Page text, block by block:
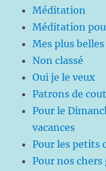
Méditation
Méditation
Mes plus belles
Non classé
Oui je le veux
Patrons de
Pour le
vacances
Pour les petits
Pour nos